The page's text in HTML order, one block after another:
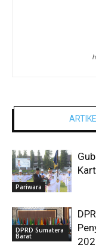
Pariwara
DPRD Sumatera
Barat